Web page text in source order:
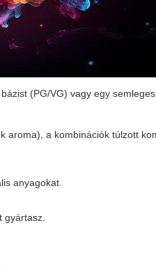
(PG/VG) vagy egy
aroma), a kombinációk túlzott
anyagokat.
gyártasz.